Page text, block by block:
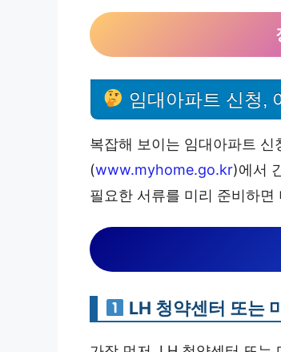
임대아파트 신청,
복잡해 보이는 임대아파트
(www.myhome.go.kr)에서
필요한 서류를 미리 준비하
LH 청약센터 또는